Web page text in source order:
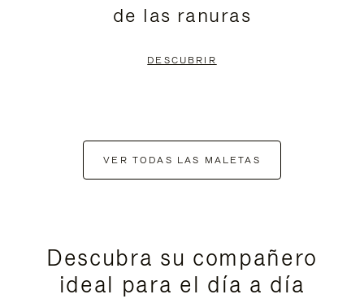
de las ranuras
DESCUBRIR
VER TODAS LAS MALETAS
Descubra su compañero
ideal para el día a día